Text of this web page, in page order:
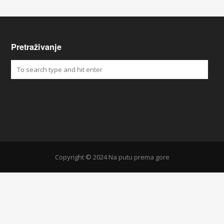
Pretraživanje
Copyright © 2024 Na putu prema gore